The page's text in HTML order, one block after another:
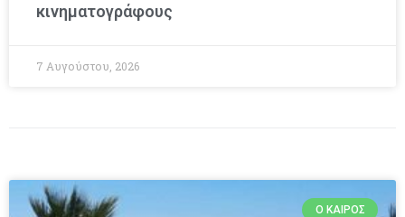
κινηματογράφους
7 Αυγούστου, 2026
Ο ΚΑΙΡΌΣ